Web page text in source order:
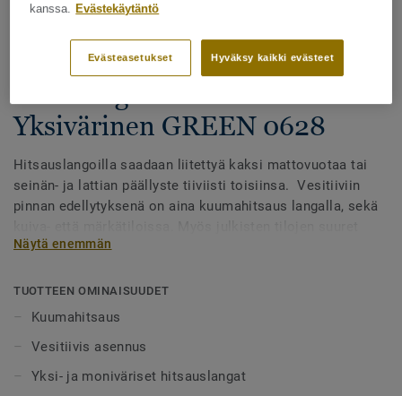
Hitsauslangat - Homogeeniset
Yksivärinen GREEN 0628
Hitsauslangoilla saadaan liitettyä kaksi mattovuotaa tai
seinän- ja lattian päällyste tiiviisti toisiinsa. Vesitiiviin
pinnan edellytyksenä on aina kuumahitsaus langalla, sekä
alueet tulee aina lankahitsata. Hitsatut saumat myös
rakoihin. Hitsauslankoja on saatavilla yksi- tai
monivärisenä, joko häivyttämään saumakohdat tai
Näytä enemmän
TUOTTEEN OMINAISUUDET
Kuumahitsaus
Vesitiivis asennus
Yksi- ja moniväriset hitsauslangat
kanssa.
Evästekäytäntö
Hyväksy kaikki evästeet
Evästeasetukset